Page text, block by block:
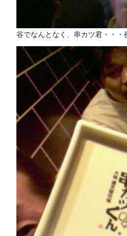
谷でなんとなく、串カツ君・・・